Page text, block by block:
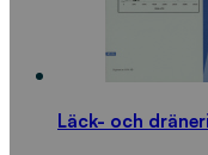
Läck- och